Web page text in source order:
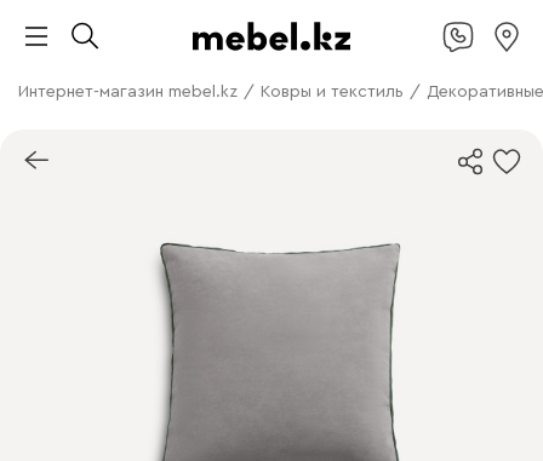
Интернет-магазин mebel.kz / Ковры и текстиль /